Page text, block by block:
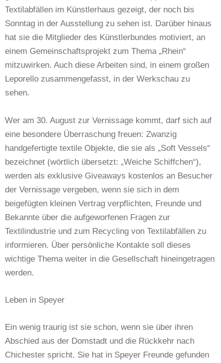
Textilabfällen im Künstlerhaus gezeigt, der noch bis
Sonntag in der Ausstellung zu sehen ist. Darüber hinaus
hat sie die Mitglieder des Künstlerbundes motiviert, an
einem Gemeinschaftsprojekt zum Thema „Rhein“
mitzuwirken. Auch diese Arbeiten sind, in einem großen
Leporello zusammengefasst, in der Werkschau zu
sehen.
Wer am 30. August zur Vernissage kommt, darf sich auf
eine besondere Überraschung freuen: Zwanzig
handgefertigte textile Objekte, die sie als „Soft Vessels“
bezeichnet (wörtlich übersetzt: „Weiche Schiffchen“),
werden als exklusive Giveaways kostenlos an Besucher
der Vernissage vergeben, wenn sie sich in dem
beigefügten kleinen Vertrag verpflichten, Freunde und
Bekannte über die aufgeworfenen Fragen zur
Textilindustrie und zum Recycling von Textilabfällen zu
informieren. Über persönliche Kontakte soll dieses
wichtige Thema weiter in die Gesellschaft hineingetragen
werden.
Leben in Speyer
Ein wenig traurig ist sie schon, wenn sie über ihren
Abschied aus der Domstadt und die Rückkehr nach
Chichester spricht. Sie hat in Speyer Freunde gefunden